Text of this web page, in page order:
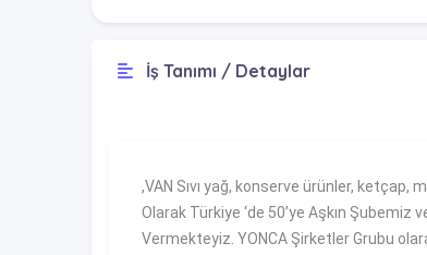
İş Tanımı / Detaylar
,VAN Sıvı yağ, konserve ürünler,
Olarak Türkiye ‘de 50’ye Aşkın Şubemiz
Vermekteyiz. YONCA Şirketler Grubu